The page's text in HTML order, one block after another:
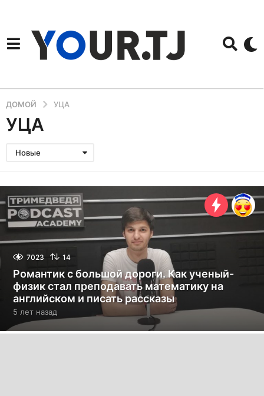
ДОМОЙ УЦА
УЦА
Новые
7023 14
Романтик с большой дороги. Как ученый-
физик стал преподавать математику на
английском и писать рассказы
5 лет назад
е